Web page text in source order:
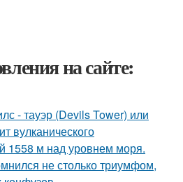
на сайте:
- тауэр (Devils Tower) или
вулканического
1558 м над уровнем моря.
не столько триумфом,